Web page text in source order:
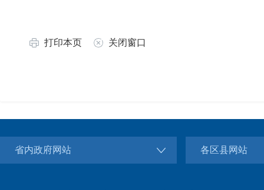
打印本页 关闭窗口
省内政府网站 各区县网站